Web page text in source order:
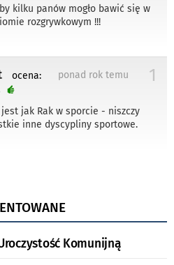
kilku panów mogło bawić się w
rozgrywkowym !!!
1
ponad rok temu
ocena:
jest jak Rak w sporcie - niszczy
inne dyscypliny sportowe.
Komunijną